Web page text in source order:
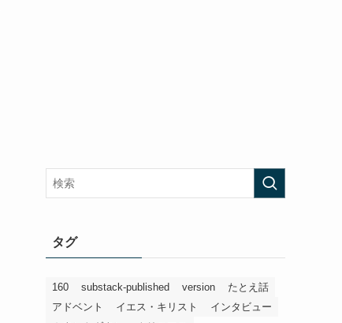
タグ
160 substack-published version
たとえ話
アドベント
イエス・キリスト
インタビュー